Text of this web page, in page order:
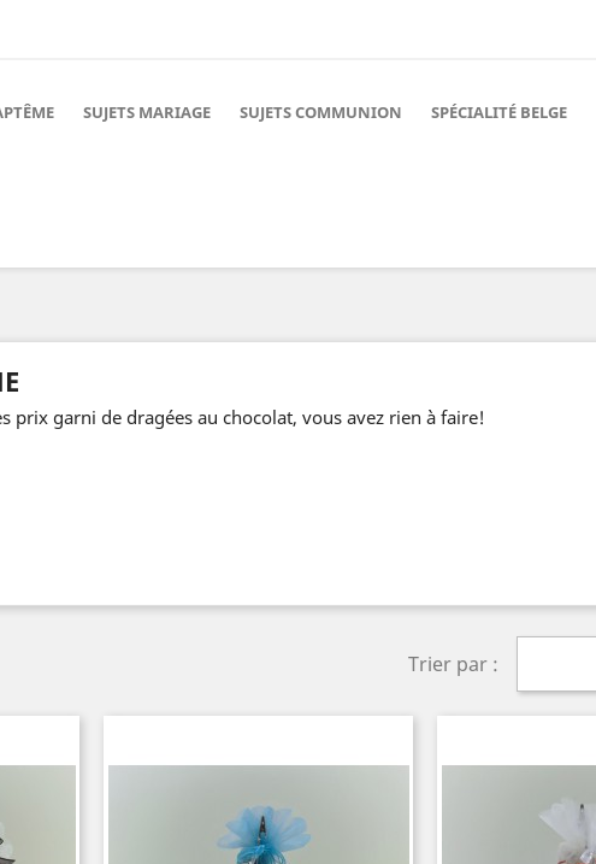
SUJETS MARIAGE SUJETS COMMUNION SPÉCIALITÉ BELGE
prix garni de dragées au chocolat, vous avez rien à faire!
Trier par :